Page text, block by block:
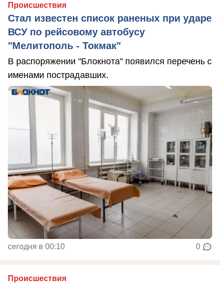
Происшествия
Стал известен список раненых при ударе
ВСУ по рейсовому автобусу
"Мелитополь - Токмак"
В распоряжении "Блокнота" появился перечень с
именами пострадавших.
сегодня в 00:10 0
Происшествия